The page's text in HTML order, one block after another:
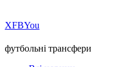
ХFBYou
футбольні трансфери